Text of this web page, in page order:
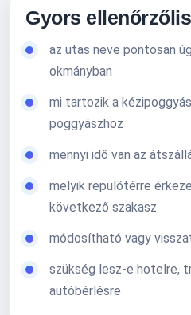
Gyors
az utas neve pontosan
okmányban
mi tartozik a
poggyászhoz
mennyi idő van az
melyik repülőtérre
következő szakasz
módosítható vagy
szükség lesz-e hotelre,
autóbérlésre